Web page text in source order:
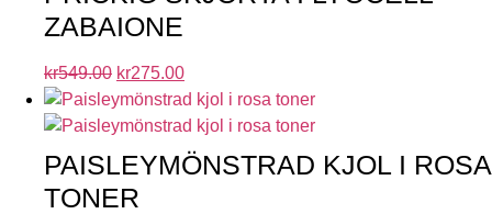
ZABAIONE
kr549.00 kr275.00
PAISLEYMÖNSTRAD KJOL I ROSA
TONER